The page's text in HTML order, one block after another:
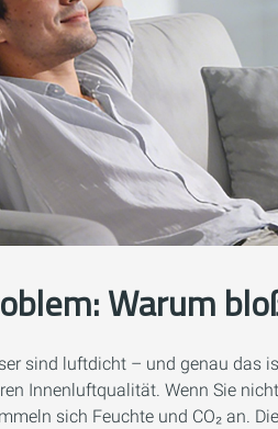
Warum
sind luftdicht – und genau das
Innenluftqualität. Wenn Sie
sich Feuchte und CO₂ an.